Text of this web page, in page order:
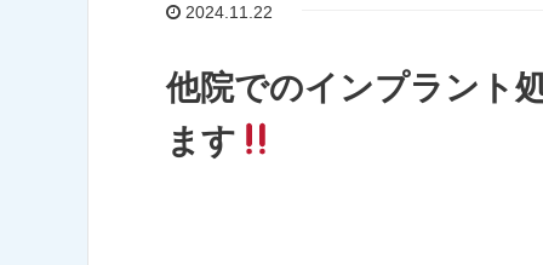
2024.11.22
他院でのインプラント
ます